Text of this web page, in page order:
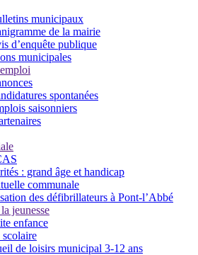
municipaux
de la mairie
d’enquête publique
municipales
spontanées
saisonniers
: grand âge et handicap
communale
des défibrillateurs à Pont-l’Abbé
jeunesse
enfance
de loisirs municipal 3-12 ans